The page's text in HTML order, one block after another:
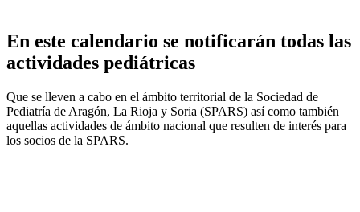
En este calendario se notificarán todas las
actividades pediátricas
Que se lleven a cabo en el ámbito territorial de la Sociedad de
Pediatría de Aragón, La Rioja y Soria (SPARS) así como también
aquellas actividades de ámbito nacional que resulten de interés para
los socios de la SPARS.